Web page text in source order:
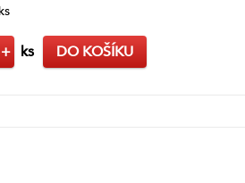
+ ks DO KOŠÍKU